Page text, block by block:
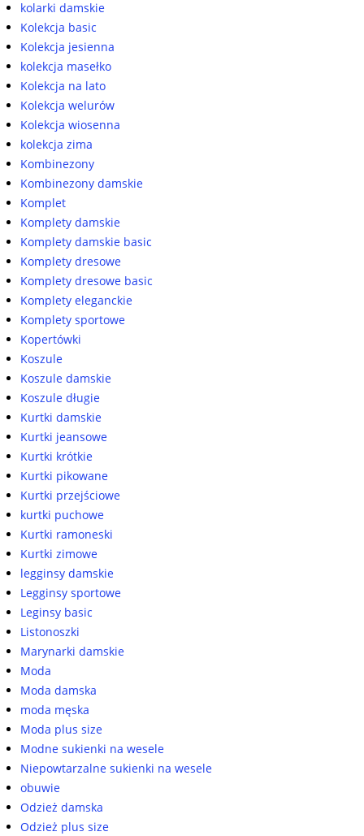
kolarki damskie
Kolekcja basic
Kolekcja jesienna
kolekcja masełko
Kolekcja na lato
Kolekcja welurów
Kolekcja wiosenna
kolekcja zima
Kombinezony
Kombinezony damskie
Komplet
Komplety damskie
Komplety damskie basic
Komplety dresowe
Komplety dresowe basic
Komplety eleganckie
Komplety sportowe
Kopertówki
Koszule
Koszule damskie
Koszule długie
Kurtki damskie
Kurtki jeansowe
Kurtki krótkie
Kurtki pikowane
Kurtki przejściowe
kurtki puchowe
Kurtki ramoneski
Kurtki zimowe
legginsy damskie
Legginsy sportowe
Leginsy basic
Listonoszki
Marynarki damskie
Moda
Moda damska
moda męska
Moda plus size
Modne sukienki na wesele
Niepowtarzalne sukienki na wesele
obuwie
Odzież damska
Odzież plus size